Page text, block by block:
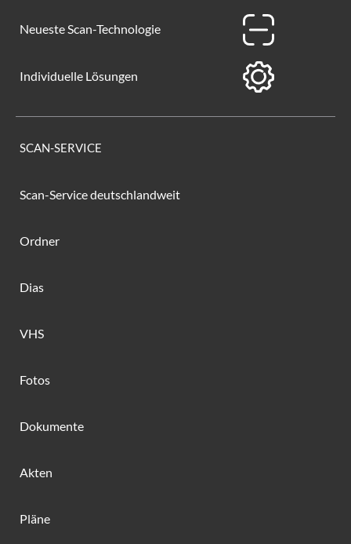
Neueste Scan-Technologie
Individuelle Lösungen
SCAN-SERVICE
Scan-Service deutschlandweit
Ordner
Dias
VHS
Fotos
Dokumente
Akten
Pläne